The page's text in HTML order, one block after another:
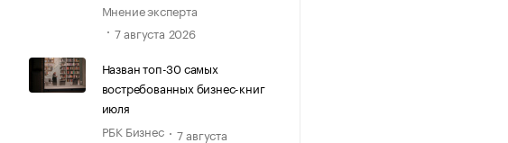
Мнение эксперта
7 августа 2026
Назван топ-30 самых
востребованных бизнес-книг
июля
РБК Бизнес
7 августа